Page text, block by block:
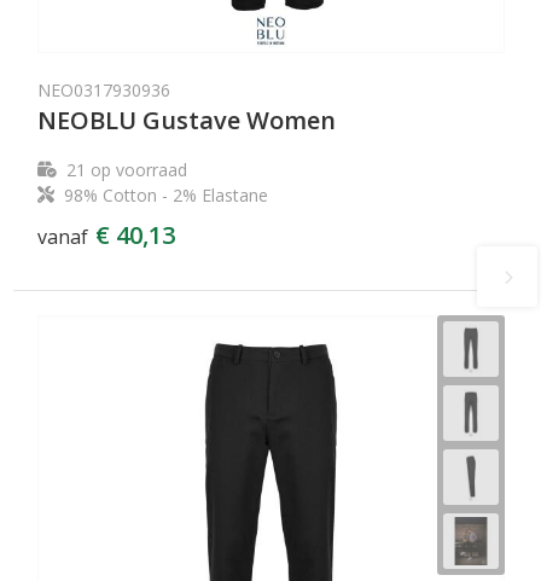
NEO0317930936
NEOBLU Gustave Women
21 op voorraad
98% Cotton - 2% Elastane
vanaf € 40,13